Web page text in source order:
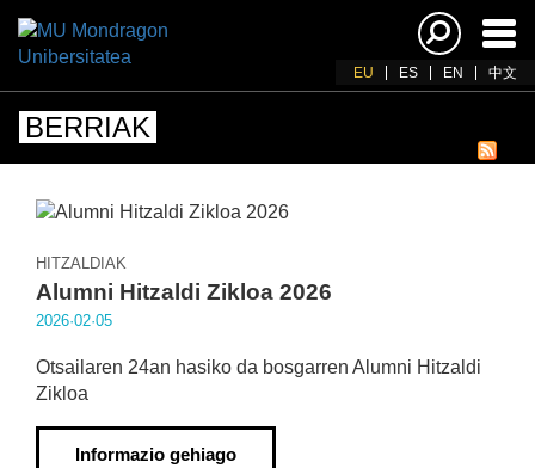
EU ES EN 中文
BERRIAK
HITZALDIAK
Alumni Hitzaldi Zikloa 2026
2026·02·05
Otsailaren 24an hasiko da bosgarren Alumni Hitzaldi
Zikloa
Informazio gehiago